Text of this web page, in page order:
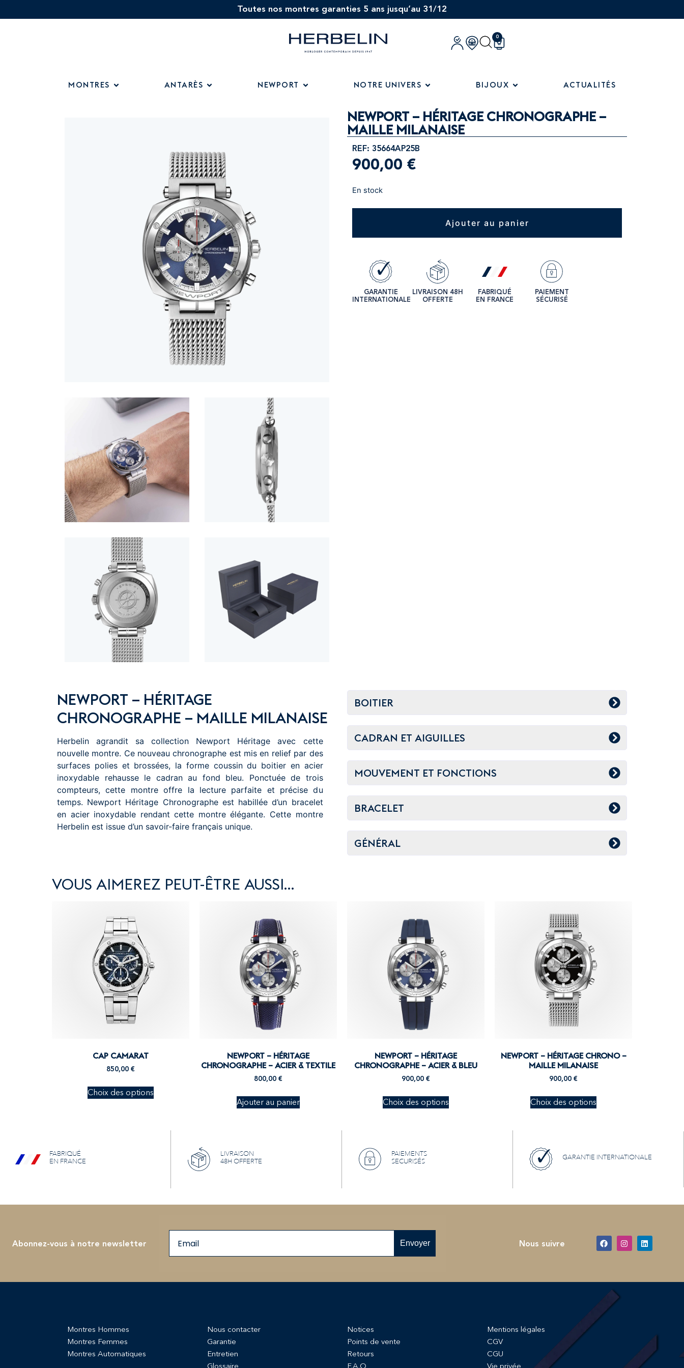
Toutes nos montres garanties 5 ans jusqu’au 31/12
0
MONTRES ANTARÈS NEWPORT NOTRE UNIVERS BIJOUX ACTUALITÉS
NEWPORT – HÉRITAGE CHRONOGRAPHE –
MAILLE MILANAISE
REF: 35664AP25B
900,00 €
En stock
Ajouter au panier
GARANTIE
INTERNATIONALE
LIVRAISON 48H
OFFERTE
FABRIQUÉ
EN FRANCE
PAIEMENT
SÉCURISÉ
NEWPORT – HÉRITAGE
CHRONOGRAPHE – MAILLE MILANAISE
Herbelin agrandit sa collection Newport Héritage avec cette
nouvelle montre. Ce nouveau chronographe est mis en relief par des
surfaces polies et brossées, la forme coussin du boitier en acier
inoxydable rehausse le cadran au fond bleu. Ponctuée de trois
compteurs, cette montre offre la lecture parfaite et précise du
temps. Newport Héritage Chronographe est habillée d’un bracelet
en acier inoxydable rendant cette montre élégante. Cette montre
Herbelin est issue d’un savoir-faire français unique.
BOITIER
CADRAN ET AIGUILLES
MOUVEMENT ET FONCTIONS
BRACELET
GÉNÉRAL
VOUS AIMEREZ PEUT-ÊTRE AUSSI…
CAP CAMARAT
850,00 €
Choix des options
NEWPORT – HÉRITAGE
CHRONOGRAPHE – ACIER & TEXTILE
800,00 €
Ajouter au panier
NEWPORT – HÉRITAGE
CHRONOGRAPHE – ACIER & BLEU
900,00 €
Choix des options
NEWPORT – HÉRITAGE CHRONO –
MAILLE MILANAISE
900,00 €
Choix des options
FABRIQUÉ
EN FRANCE
LIVRAISON
48H OFFERTE
PAIEMENTS
SECURISÉS
GARANTIE INTERNATIONALE
Abonnez-vous à notre newsletter Envoyer Nous suivre
Montres Hommes
Montres Femmes
Montres Automatiques
Nous contacter
Garantie
Entretien
Glossaire
Notices
Points de vente
Retours
F.A.Q
Mentions légales
CGV
CGU
Vie privée